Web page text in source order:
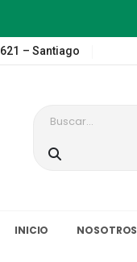
– Santiago
INICIO NOSOTROS